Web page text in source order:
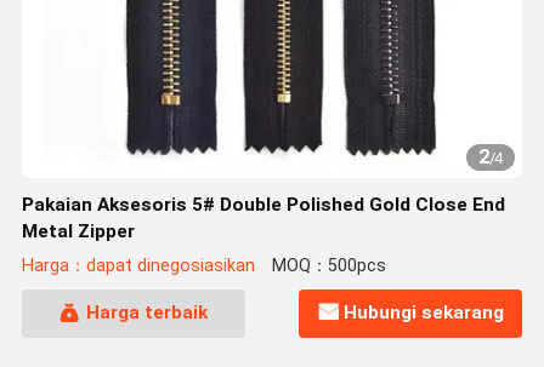
2/4
Pakaian Aksesoris 5# Double Polished Gold Close End
Metal Zipper
Harga：dapat dinegosiasikan MOQ：500pcs
Harga terbaik Hubungi sekarang